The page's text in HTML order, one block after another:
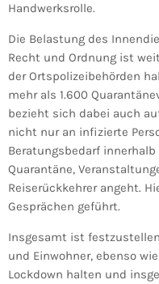
Handwerksrolle.
Die Belastung des
Recht und Ordnung ist
der Ortspolizeibehörden
mehr als 1.600
bezieht sich dabei auch
nicht nur an infizierte
Beratungsbedarf
Quarantäne,
Reiserückkehrer angeht.
Gesprächen geführt.
Insgesamt ist
und Einwohner, ebenso
Lockdown halten und